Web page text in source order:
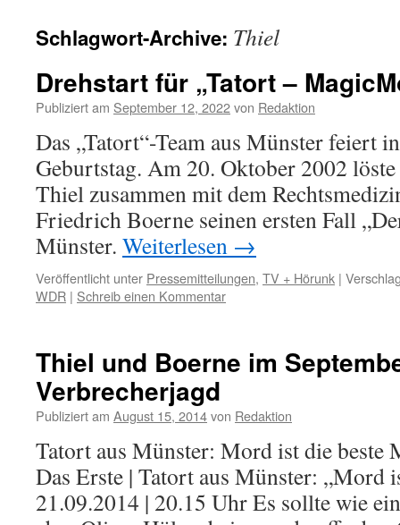
Schlagwort-Archive: Thiel
Drehstart für „Tatort –
Publiziert am September 12, 2022von Redaktion
Das „Tatort“-Team aus Münster feiert
Geburtstag. Am 20. Oktober 2002
Thiel zusammen mit dem
Friedrich Boerne seinen ersten Fall
Münster. Weiterlesen →
Veröffentlicht unter Pressemitteilungen, TV + Hörunk |
WDR | Schreib einen Kommentar
Thiel und Boerne im
Verbrecherjagd
Publiziert am August 15, 2014von Redaktion
Tatort aus Münster: Mord ist die beste
Das Erste | Tatort aus Münster: „Mord
21.09.2014 | 20.15 Uhr Es sollte wie